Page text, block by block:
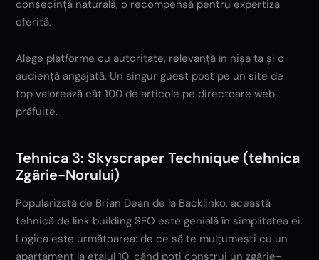
consecință naturală, o recompensă pentru expertiza
oferită.
Alege platforme cu autoritate, relevanță în nișa ta și o
audiență angajată. Un singur guest post pe un site de
top valorează cât 100 de articole pe directoare web
prăfuite.
Tehnica 3: Skyscraper Technique (tehnica
Zgârie-Norului)
Popularizată de Brian Dean de la Backlinko, această
tehnică de link building SEO este genială în simplitatea ei.
Logica este următoarea: de ce să te mulțumești cu un
apartament la etajul 10, când poți construi un zgârie-